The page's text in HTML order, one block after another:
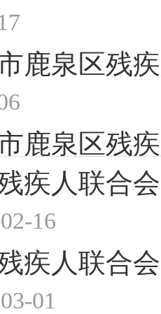
鹿泉区残
鹿泉区残
疾人联合
16
疾人联合
01